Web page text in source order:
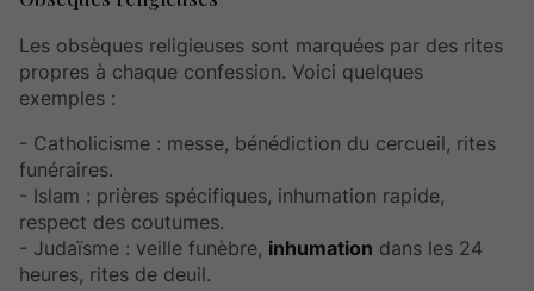
Les obsèques religieuses sont marquées par des rites
propres à chaque confession. Voici quelques
exemples :
- Catholicisme : messe, bénédiction du cercueil, rites
funéraires.
- Islam : prières spécifiques, inhumation rapide,
respect des coutumes.
- Judaïsme : veille funèbre, inhumation dans les 24
heures, rites de deuil.